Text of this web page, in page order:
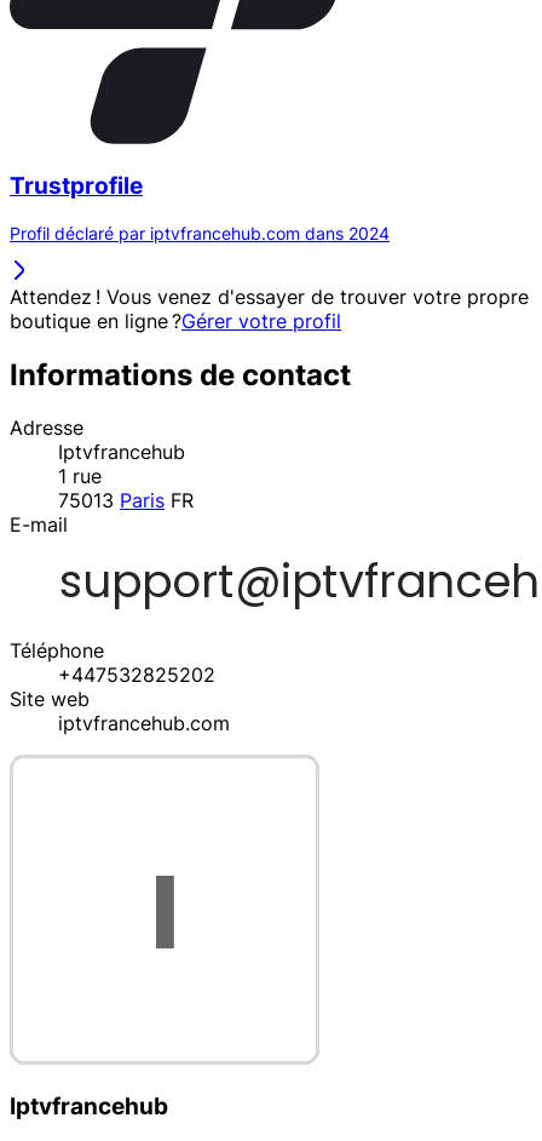
Trustprofile
Profil déclaré par iptvfrancehub.com dans 2024
Attendez ! Vous venez d'essayer de trouver votre propre
boutique en ligne ?Gérer votre profil
Informations de contact
Adresse
Iptvfrancehub
1 rue
75013 Paris FR
E-mail
Téléphone
+447532825202
Site web
iptvfrancehub.com
Iptvfrancehub